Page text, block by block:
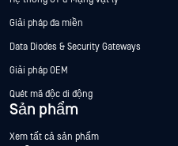
Giải pháp đa miền
Data Diodes & Security Gateways
Giải pháp OEM
Quét mã độc di động
Sản phẩm
Xem tất cả sản phẩm